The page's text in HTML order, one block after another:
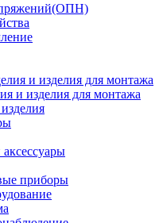
и изделия для монтажа
приборы